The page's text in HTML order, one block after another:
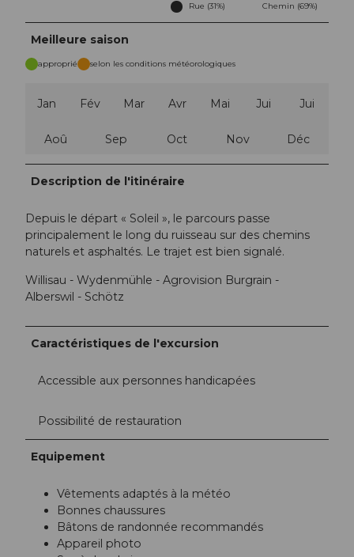
Rue (31%) Chemin (69%)
Meilleure saison
approprié selon les conditions météorologiques
Jan Fév Mar Avr Mai Jui Jui
Aoû Sep Oct Nov Déc
Description de l'itinéraire
Depuis le départ « Soleil », le parcours passe
principalement le long du ruisseau sur des chemins
naturels et asphaltés. Le trajet est bien signalé.
Willisau - Wydenmühle - Agrovision Burgrain -
Alberswil - Schötz
Caractéristiques de l'excursion
Accessible aux personnes handicapées
Possibilité de restauration
Equipement
Vêtements adaptés à la météo
Bonnes chaussures
Bâtons de randonnée recommandés
Appareil photo